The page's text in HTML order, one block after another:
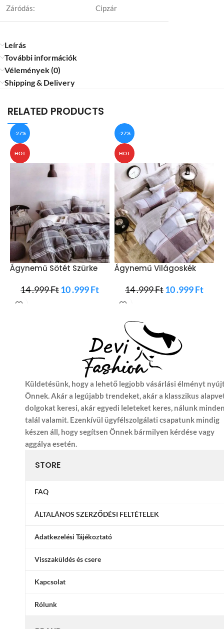
Záródás: Cipzár
Leírás
További információk
Vélemények (0)
Shipping & Delivery
RELATED PRODUCTS
-27%
HOT
Ágynemű Sötét Szürke
14 .999Ft10 .999Ft
-27%
HOT
Ágynemű Világoskék
14 .999Ft10 .999Ft
Küldetésünk, hogy a lehető legjobb vásárlási élményt
Önnek. Akár a legújabb trendeket, akár a klasszikus
dolgokat keresi, akár egyedi leleteket keres, nálunk
talál valamit. Ezenkívül ügyfélszolgálati csapatunk mindig
készen áll, hogy segítsen Önnek bármilyen kérdése vagy
aggálya esetén.
STORE
FAQ
ÁLTALÁNOS SZERZŐDÉSI FELTÉTELEK
Adatkezelési Tájékoztató
Visszaküldés és csere
Kapcsolat
Rólunk